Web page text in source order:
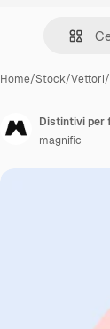
Home/Stock/Vettori/
magnific